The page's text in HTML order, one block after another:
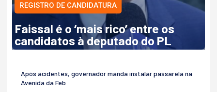
REGISTRO DE CANDIDATURA
Faissal é o ‘mais rico’ entre os
candidatos à deputado do PL
Após acidentes, governador manda instalar passarela na
Avenida da Feb